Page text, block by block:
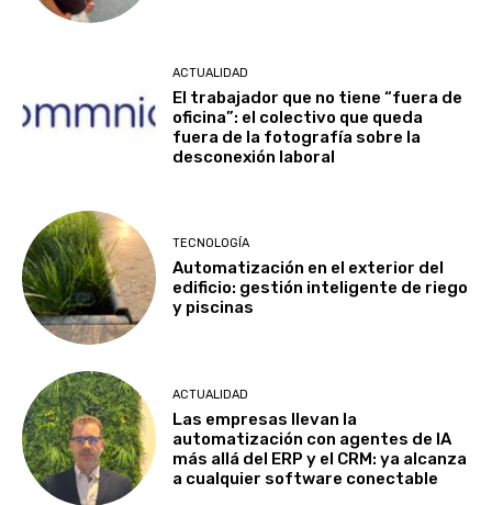
ACTUALIDAD
El trabajador que no tiene “fuera de
oficina”: el colectivo que queda
fuera de la fotografía sobre la
desconexión laboral
TECNOLOGÍA
Automatización en el exterior del
edificio: gestión inteligente de riego
y piscinas
ACTUALIDAD
Las empresas llevan la
automatización con agentes de IA
más allá del ERP y el CRM: ya alcanza
a cualquier software conectable